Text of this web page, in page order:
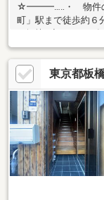
☆━━━…‥・ 物件
町」駅まで徒歩約６
インと機能的な１
的な角地♪南向き設
徒歩約５分圏内
‥…━━━☆【豊富な未
ます。豊島区・板
まで！都内に17店
方はぜひ、アドキャ
東京都板